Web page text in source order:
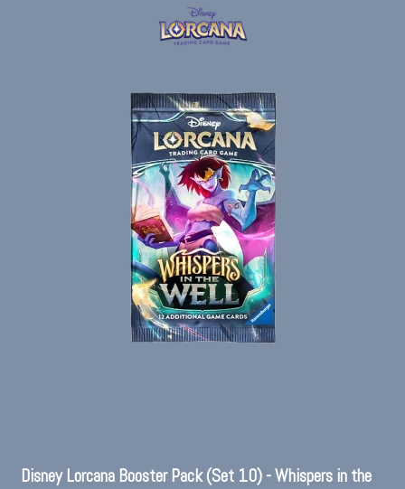
Disney Lorcana Booster Pack (Set 10) - Whispers in the